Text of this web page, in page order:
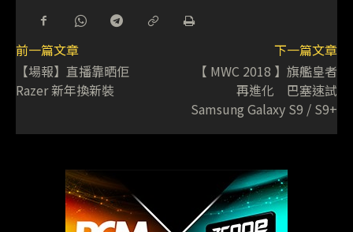
前一篇文章
【場報】直播靠晒佢
Razer 新年換新裝
下一篇文章
【 MWC 2018 】旗艦皇者
再進化 巴塞速試
Samsung Galaxy S9 / S9+